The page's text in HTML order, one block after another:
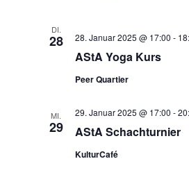
DI.
28
AStA Yoga Kurs
28. Januar 2025 @ 17:00 -
Peer Quartier
MI.
29 AStA Schachturnier
29. Januar 2025 @ 17:00 -
KulturCafé